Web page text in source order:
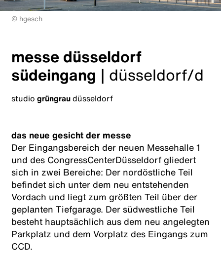
© hgesch
messe düsseldorf
südeingang | düsseldorf/d
studio grüngraudüsseldorf
das neue gesicht der messe
Der Eingangsbereich der neuen Messehalle 1
und des CongressCenterDüsseldorf gliedert
sich in zwei Bereiche: Der nordöstliche Teil
befindet sich unter dem neu entstehenden
Vordach und liegt zum größten Teil über der
geplanten Tiefgarage. Der südwestliche Teil
besteht hauptsächlich aus dem neu angelegten
Parkplatz und dem Vorplatz des Eingangs zum
CCD.